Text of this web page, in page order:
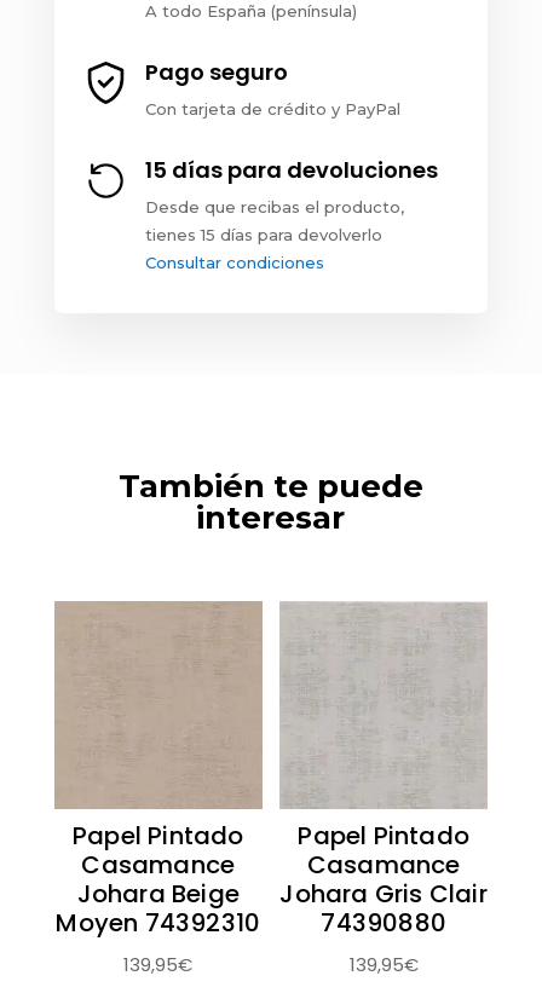
A todo España (península)
Pago seguro
Con tarjeta de crédito y PayPal
15 días para devoluciones
Desde que recibas el producto,
tienes 15 días para devolverlo
Consultar condiciones
También te puede
interesar
Papel Pintado
Casamance
Johara Beige
Moyen 74392310
139,95€
Papel Pintado
Casamance
Johara Gris Clair
74390880
139,95€